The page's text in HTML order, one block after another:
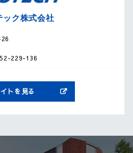
ック株式会社
229-136
トを見る